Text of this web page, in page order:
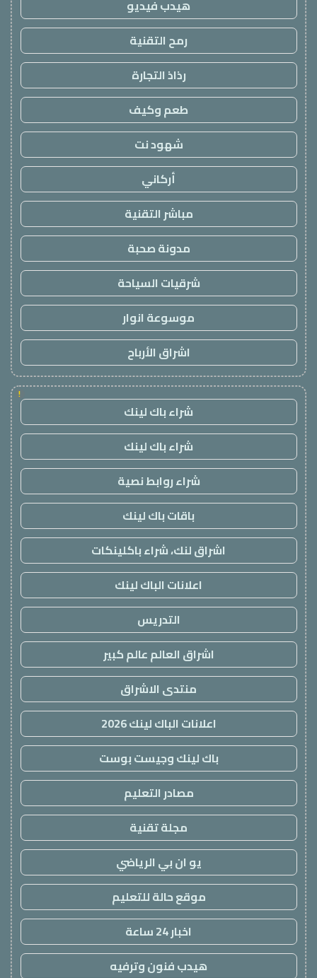
هيدب فيديو
رمح التقنية
رذاذ التجارة
طعم وكيف
شهود نت
أركاني
مباشر التقنية
مدونة صحبة
شرقيات السياحة
موسوعة انوار
اشراق الأرباح
!
شراء باك لينك
شراء باك لينك
شراء روابط نصية
باقات باك لينك
اشراق لنك، شراء باكلينكات
اعلانات الباك لينك
التدريس
اشراق العالم عالم كبير
منتدى الاشراق
اعلانات الباك لينك 2026
باك لينك وجيست بوست
مصادر التعليم
مجلة تقنية
يو ان بي الرياضي
موقع حالة للتعليم
اخبار 24 ساعة
هيدب فنون وترفيه